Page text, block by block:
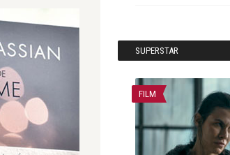
SUPERSTAR
FILM